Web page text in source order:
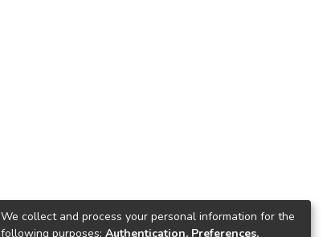
We collect and process your personal information for the
following purposes: Authentication, Preferences,